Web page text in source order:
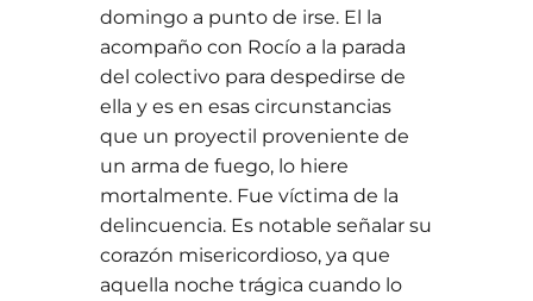
domingo a punto de irse. El la
acompaño con Rocío a la parada
del colectivo para despedirse de
ella y es en esas circunstancias
que un proyectil proveniente de
un arma de fuego, lo hiere
mortalmente. Fue víctima de la
delincuencia. Es notable señalar su
corazón misericordioso, ya que
aquella noche trágica cuando lo